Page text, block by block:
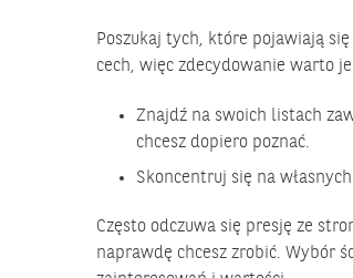
Poszukaj tych, które pojawiają
cech, więc zdecydowanie warto
Znajdź na swoich listach
chcesz dopiero poznać.
Skoncentruj się na
Często odczuwa się presję ze
naprawdę chcesz zrobić. Wybór